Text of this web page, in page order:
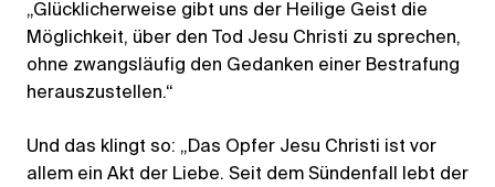
„Glücklicherweise gibt uns der Heilige Geist die
Möglichkeit, über den Tod Jesu Christi zu sprechen,
ohne zwangsläufig den Gedanken einer Bestrafung
herauszustellen.“
Und das klingt so: „Das Opfer Jesu Christi ist vor
allem ein Akt der Liebe. Seit dem Sündenfall lebt der